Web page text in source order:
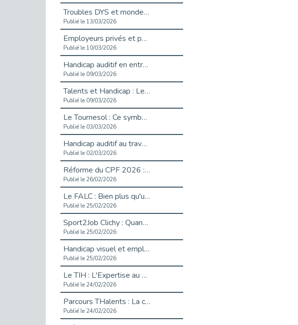
Troubles DYS et monde du travail : mieux comprendre pour mieux accompagner _ vidéo
Publié le 13/03/2026
Employeurs privés et publics : vigilance face aux démarchages liés à l’OETH en 2026
Publié le 10/03/2026
Handicap auditif en entreprise, aménagements pour sécuriser la communication - vidéo
Publié le 09/03/2026
Talents et Handicap : Le Top 10 des métiers plébiscités dans les Hauts-de-Seine
Publié le 09/03/2026
Le Tournesol : Ce symbole discret qui change la vie des personnes en situation de handicap invisible
Publié le 03/03/2026
Handicap auditif au travail : rendre l’invisible accessible
Publié le 02/03/2026
Réforme du CPF 2026 : Ce qui change ce printemps pour vos droits à la formation
Publié le 26/02/2026
Le FALC : Bien plus qu'une écriture, un levier d'inclusion
Publié le 25/02/2026
Sport2Job Clichy : Quand le terrain devient le plus beau des bureaux
Publié le 25/02/2026
Handicap visuel et emploi : lever les obstacles pour révéler les - vidéo
Publié le 25/02/2026
Le TIH : L'Expertise au Service de l'Inclusion
Publié le 24/02/2026
Parcours THalents : La complémentarité au service de l'Emploi.
Publié le 24/02/2026